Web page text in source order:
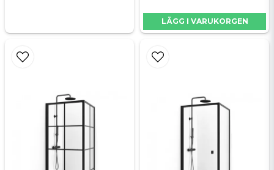
LÄGG I VARUKORGEN